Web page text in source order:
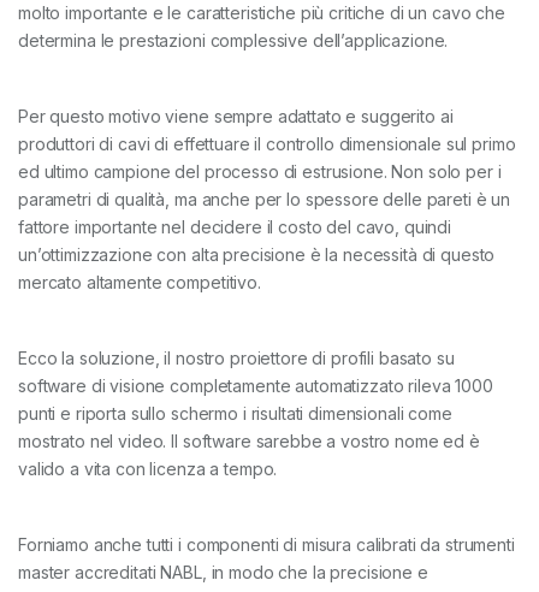
molto importante e le caratteristiche più critiche di un cavo che
determina le prestazioni complessive dell’applicazione.
Per questo motivo viene sempre adattato e suggerito ai
produttori di cavi di effettuare il controllo dimensionale sul primo
ed ultimo campione del processo di estrusione. Non solo per i
parametri di qualità, ma anche per lo spessore delle pareti è un
fattore importante nel decidere il costo del cavo, quindi
un’ottimizzazione con alta precisione è la necessità di questo
mercato altamente competitivo.
Ecco la soluzione, il nostro proiettore di profili basato su
software di visione completamente automatizzato rileva 1000
punti e riporta sullo schermo i risultati dimensionali come
mostrato nel video. Il software sarebbe a vostro nome ed è
valido a vita con licenza a tempo.
Forniamo anche tutti i componenti di misura calibrati da strumenti
master accreditati NABL, in modo che la precisione e